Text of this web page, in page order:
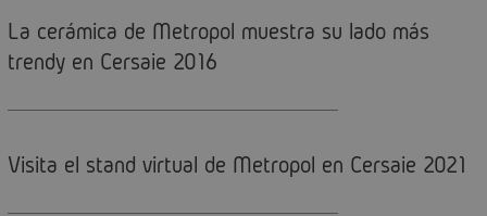
La cerámica de Metropol muestra su lado más
trendy en Cersaie 2016
Visita el stand virtual de Metropol en Cersaie 2021